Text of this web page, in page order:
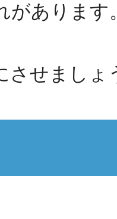
があります
させましょ